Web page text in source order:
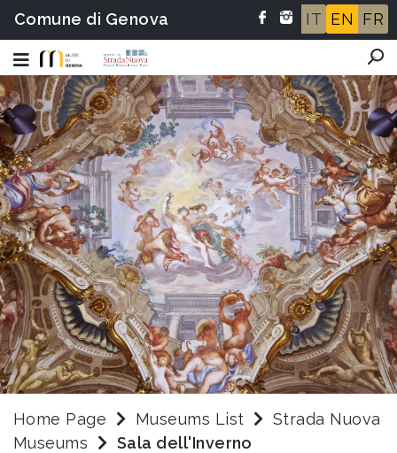
Comune di Genova IT EN FR
Home Page Museums List
Strada Nuova
Museums
Sala dell'Inverno